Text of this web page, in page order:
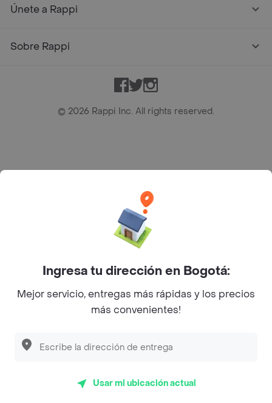
Únete a Rappi
Sobre Rappi
Facebook
TwitterInstagram
© 2026 Rappi Inc. All rights reserved.
Bogotá D.C. --- notificacionesrappi@rappi.com
Ingresa tu dirección en Bogotá:
Mejor servicio, entregas más rápidas y los precios
más convenientes!
Usar mi ubicación actual